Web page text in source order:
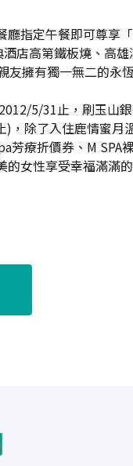
指定午餐即可尊享
店高第鐵板燒、高
擁有獨一無二的永
5/31止，刷玉山
除了入住鹿情蜜
療折價券、M
女性享受幸福滿滿